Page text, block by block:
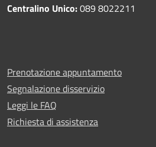
Centralino Unico:089 8022211
Prenotazione appuntamento
Segnalazione disservizio
Leggi le FAQ
Richiesta di assistenza